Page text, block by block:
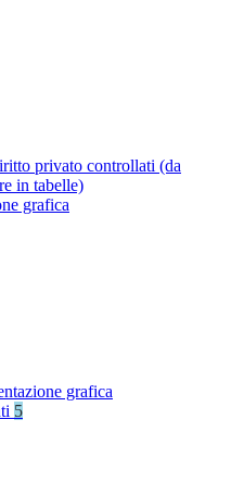
privato controllati (da
in tabelle)
grafica
grafica
5